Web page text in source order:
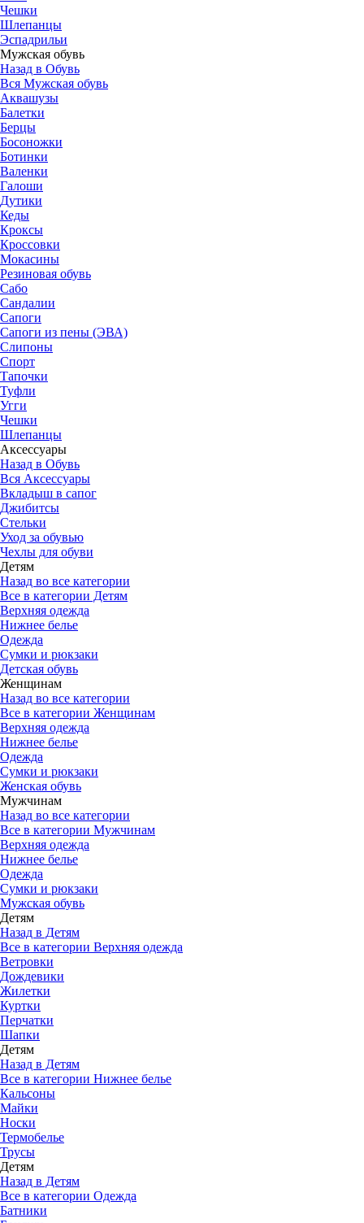
Чешки
Шлепанцы
Эспадрильи
Мужская обувь
Назад в Обувь
Вся Мужская обувь
Аквашузы
Балетки
Берцы
Босоножки
Ботинки
Валенки
Галоши
Дутики
Кеды
Кроксы
Кроссовки
Мокасины
Резиновая обувь
Сабо
Сандалии
Сапоги
Сапоги из пены (ЭВА)
Слипоны
Спорт
Тапочки
Туфли
Угги
Чешки
Шлепанцы
Аксессуары
Назад в Обувь
Вся Аксессуары
Вкладыш в сапог
Джибитсы
Стельки
Уход за обувью
Чехлы для обуви
Детям
Назад во все категории
Все в категории Детям
Верхняя одежда
Нижнее белье
Одежда
Сумки и рюкзаки
Детская обувь
Женщинам
Назад во все категории
Все в категории Женщинам
Верхняя одежда
Нижнее белье
Одежда
Сумки и рюкзаки
Женская обувь
Мужчинам
Назад во все категории
Все в категории Мужчинам
Верхняя одежда
Нижнее белье
Одежда
Сумки и рюкзаки
Мужская обувь
Детям
Назад в Детям
Все в категории Верхняя одежда
Ветровки
Дождевики
Жилетки
Куртки
Перчатки
Шапки
Детям
Назад в Детям
Все в категории Нижнее белье
Кальсоны
Майки
Носки
Термобелье
Трусы
Детям
Назад в Детям
Все в категории Одежда
Батники